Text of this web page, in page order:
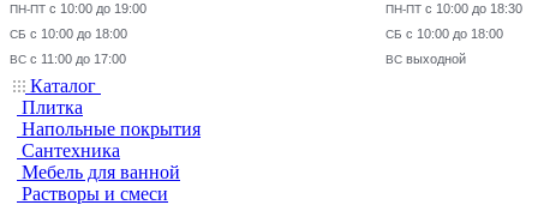
ПН-ПТ с 10:00 до 19:00
СБ с 10:00 до 18:00
ВС с 11:00 до 17:00
ПН-ПТ с 10:00 до 18:30
СБ с 10:00 до 18:00
ВС выходной
Каталог
Плитка
Напольные покрытия
Сантехника
Мебель для ванной
Растворы и смеси